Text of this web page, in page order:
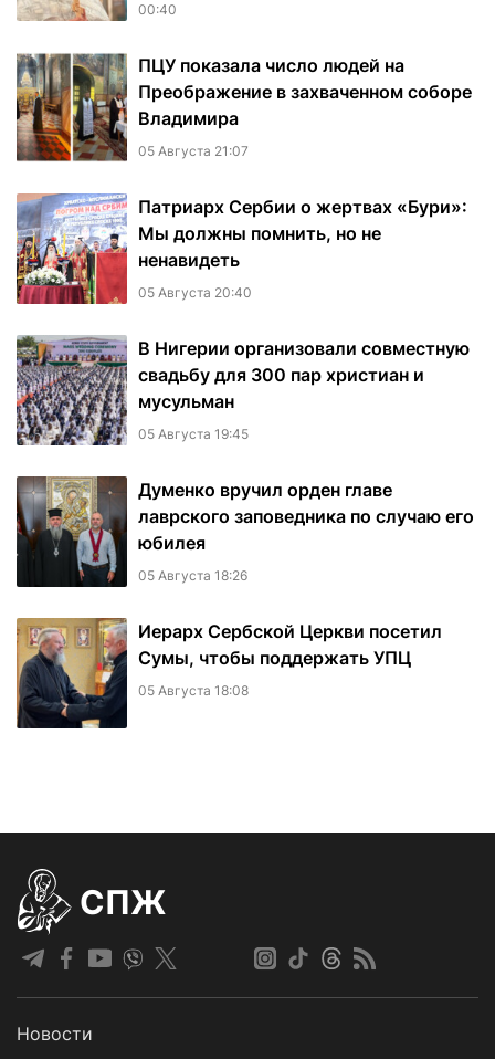
00:40
ПЦУ показала число людей на
Преображение в захваченном соборе
Владимира
05 Августа 21:07
Патриарх Сербии о жертвах «Бури»:
Мы должны помнить, но не
ненавидеть
05 Августа 20:40
В Нигерии организовали совместную
свадьбу для 300 пар христиан и
мусульман
05 Августа 19:45
Думенко вручил орден главе
лаврского заповедника по случаю его
юбилея
05 Августа 18:26
Иерарх Сербской Церкви посетил
Сумы, чтобы поддержать УПЦ
05 Августа 18:08
СПЖ
Новости